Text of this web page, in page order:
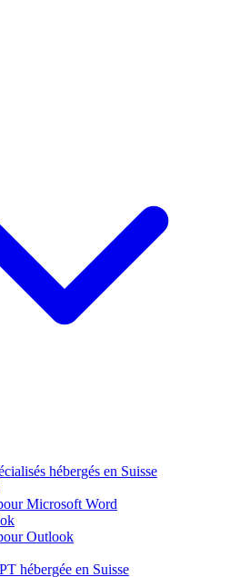
hébergés en Suisse
Microsoft Word
Outlook
hébergée en Suisse